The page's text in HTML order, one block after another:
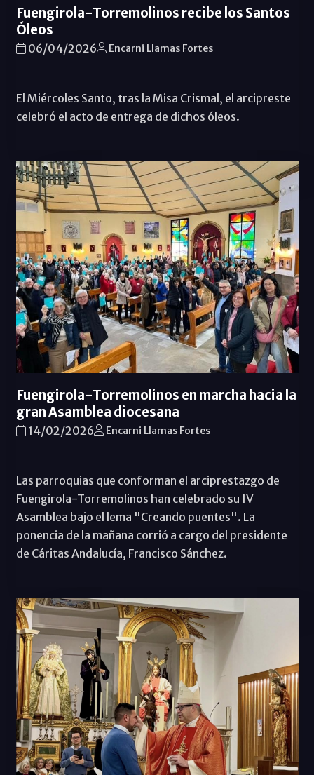
Fuengirola-Torremolinos recibe los Santos
Óleos
06/04/2026 Encarni Llamas Fortes
El Miércoles Santo, tras la Misa Crismal, el arcipreste
celebró el acto de entrega de dichos óleos.
Fuengirola-Torremolinos en marcha hacia la
gran Asamblea diocesana
14/02/2026 Encarni Llamas Fortes
Las parroquias que conforman el arciprestazgo de
Fuengirola-Torremolinos han celebrado su IV
Asamblea bajo el lema "Creando puentes". La
ponencia de la mañana corrió a cargo del presidente
de Cáritas Andalucía, Francisco Sánchez.